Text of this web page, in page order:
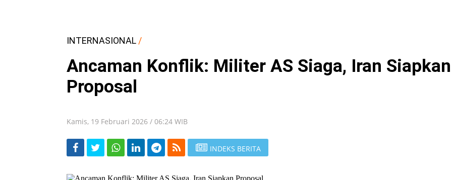
INTERNASIONAL /
Ancaman Konflik: Militer AS Siaga, Iran Siapkan
Proposal
Kamis, 19 Februari 2026 / 06:24 WIB
INDEKS BERITA